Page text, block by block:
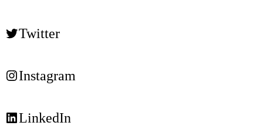
Twitter
Instagram
LinkedIn